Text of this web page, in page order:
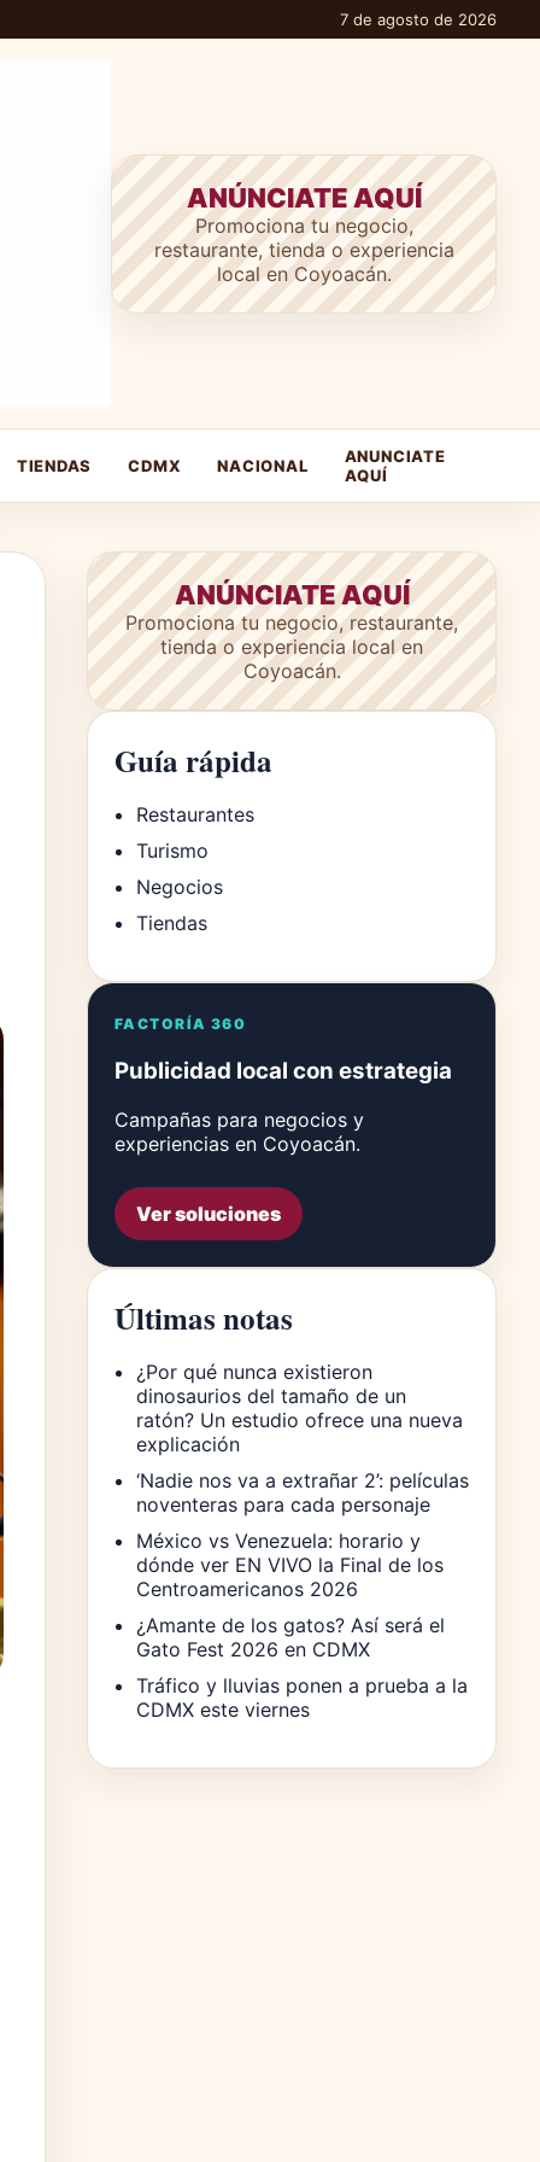
7 de agosto de 2026
ANÚNCIATE AQUÍ
Promociona tu negocio,
restaurante, tienda o experiencia
local en Coyoacán.
TIENDAS CDMX NACIONAL
ANUNCIATE
AQUÍ
ANÚNCIATE AQUÍ
Promociona tu negocio, restaurante,
tienda o experiencia local en
Coyoacán.
Guía rápida
Restaurantes
Turismo
Negocios
Tiendas
FACTORÍA 360
Publicidad local con estrategia
Campañas para negocios y
experiencias en Coyoacán.
Ver soluciones
Últimas notas
¿Por qué nunca existieron
dinosaurios del tamaño de un
ratón? Un estudio ofrece una nueva
explicación
‘Nadie nos va a extrañar 2’: películas
noventeras para cada personaje
México vs Venezuela: horario y
dónde ver EN VIVO la Final de los
Centroamericanos 2026
¿Amante de los gatos? Así será el
Gato Fest 2026 en CDMX
Tráfico y lluvias ponen a prueba a la
CDMX este viernes